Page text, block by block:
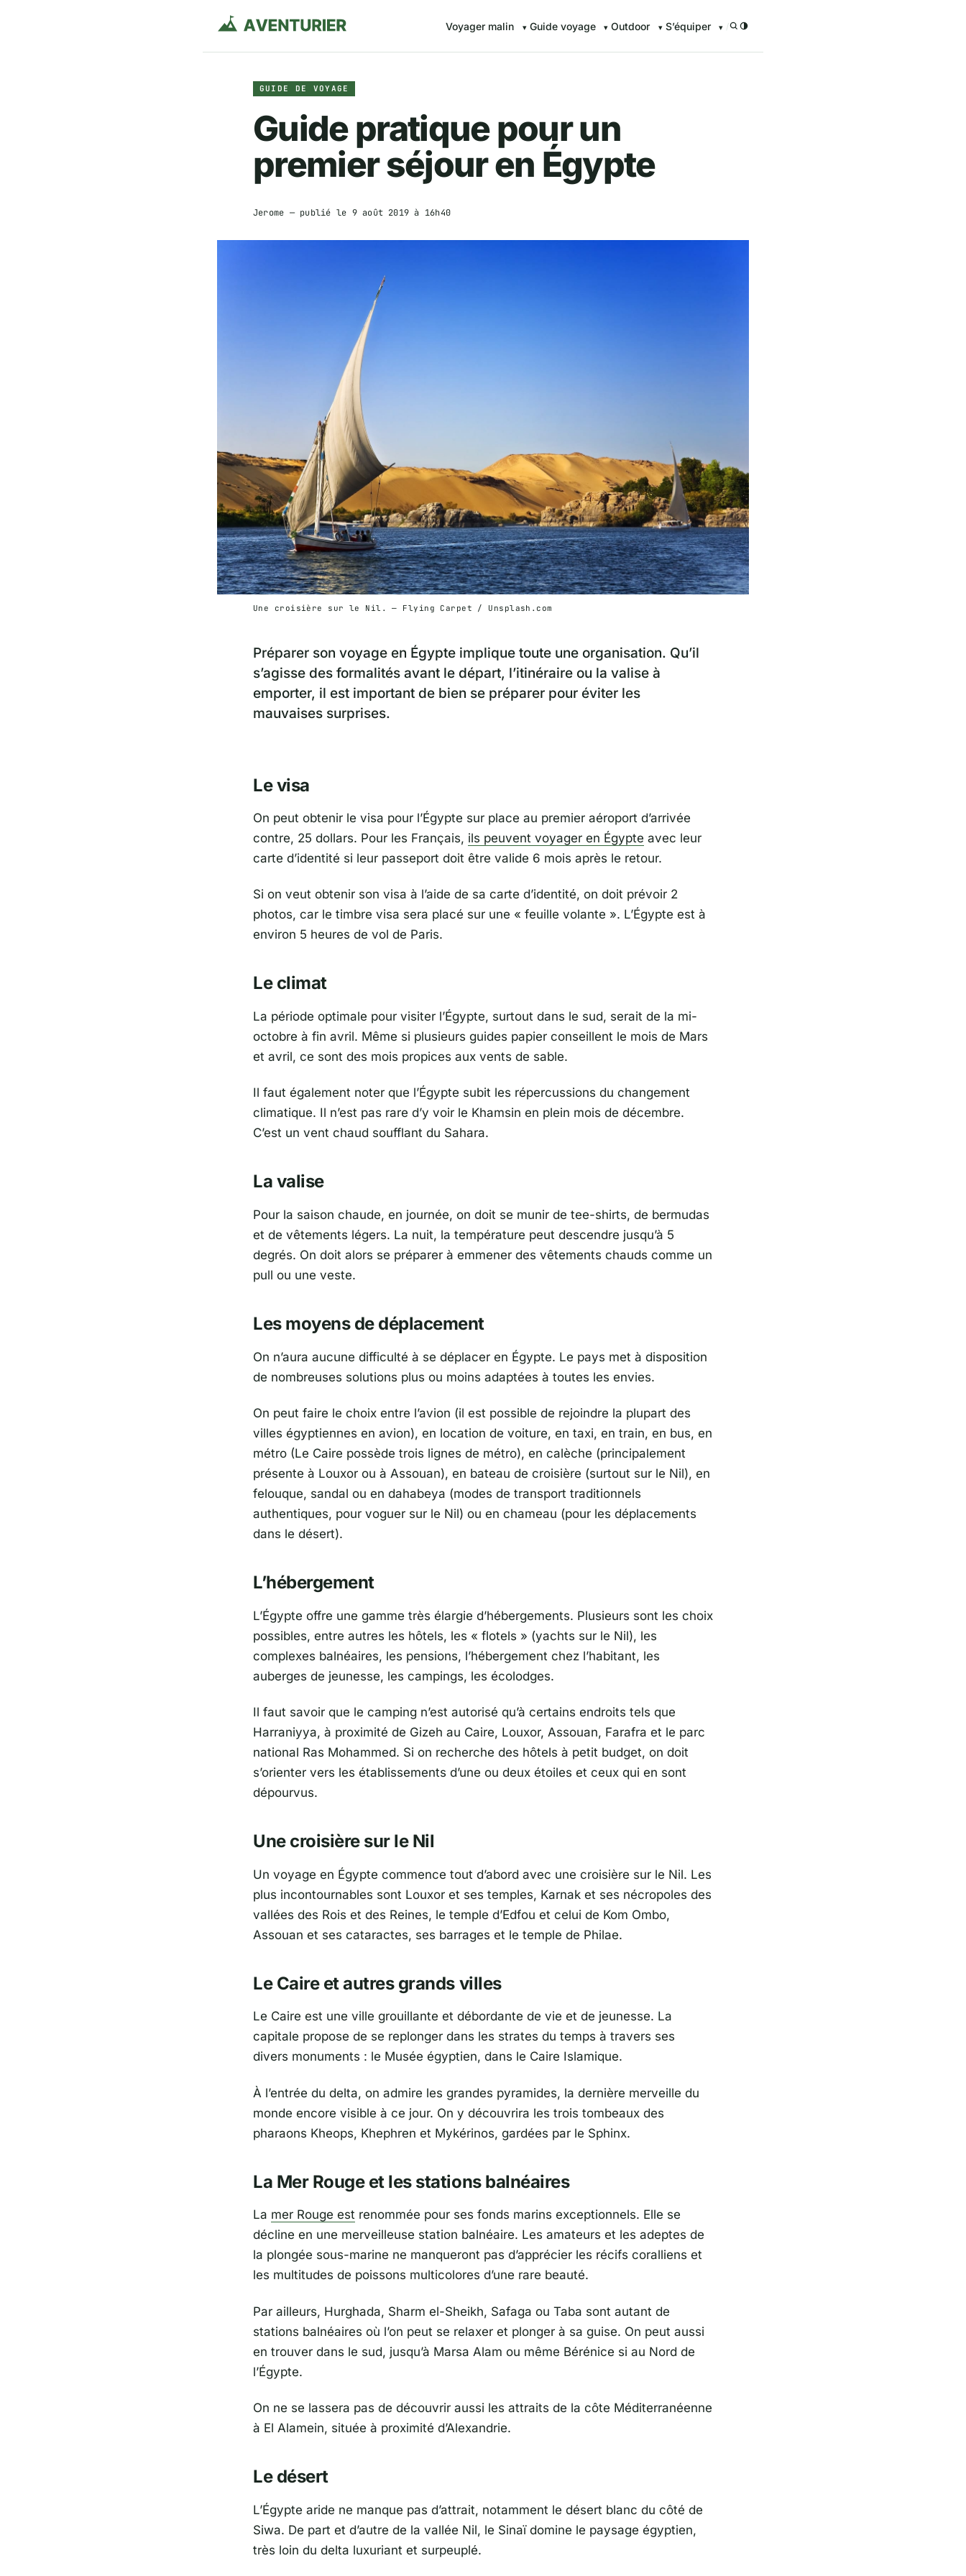
Voyager malin Guide voyage Outdoor S’équiper /
GUIDE DE VOYAGE
Guide pratique pour un
premier séjour en Égypte
Jerome — publié le 9 août 2019 à 16h40
Une croisière sur le Nil. — Flying Carpet / Unsplash.com
Préparer son voyage en Égypte implique toute une organisation. Qu’il
s’agisse des formalités avant le départ, l’itinéraire ou la valise à
emporter, il est important de bien se préparer pour éviter les
mauvaises surprises.
Le visa
On peut obtenir le visa pour l’Égypte sur place au premier aéroport d’arrivée
contre, 25 dollars. Pour les Français, ils peuvent voyager en Égypte avec leur
carte d’identité si leur passeport doit être valide 6 mois après le retour.
Si on veut obtenir son visa à l’aide de sa carte d’identité, on doit prévoir 2
photos, car le timbre visa sera placé sur une « feuille volante ». L’Égypte est à
environ 5 heures de vol de Paris.
Le climat
La période optimale pour visiter l’Égypte, surtout dans le sud, serait de la mi-
octobre à fin avril. Même si plusieurs guides papier conseillent le mois de Mars
et avril, ce sont des mois propices aux vents de sable.
Il faut également noter que l’Égypte subit les répercussions du changement
climatique. Il n’est pas rare d’y voir le Khamsin en plein mois de décembre.
C’est un vent chaud soufflant du Sahara.
La valise
Pour la saison chaude, en journée, on doit se munir de tee-shirts, de bermudas
et de vêtements légers. La nuit, la température peut descendre jusqu’à 5
degrés. On doit alors se préparer à emmener des vêtements chauds comme un
pull ou une veste.
Les moyens de déplacement
On n’aura aucune difficulté à se déplacer en Égypte. Le pays met à disposition
de nombreuses solutions plus ou moins adaptées à toutes les envies.
On peut faire le choix entre l’avion (il est possible de rejoindre la plupart des
villes égyptiennes en avion), en location de voiture, en taxi, en train, en bus, en
métro (Le Caire possède trois lignes de métro), en calèche (principalement
présente à Louxor ou à Assouan), en bateau de croisière (surtout sur le Nil), en
felouque, sandal ou en dahabeya (modes de transport traditionnels
authentiques, pour voguer sur le Nil) ou en chameau (pour les déplacements
dans le désert).
L’hébergement
L’Égypte offre une gamme très élargie d’hébergements. Plusieurs sont les choix
possibles, entre autres les hôtels, les « flotels » (yachts sur le Nil), les
complexes balnéaires, les pensions, l’hébergement chez l’habitant, les
auberges de jeunesse, les campings, les écolodges.
Il faut savoir que le camping n’est autorisé qu’à certains endroits tels que
Harraniyya, à proximité de Gizeh au Caire, Louxor, Assouan, Farafra et le parc
national Ras Mohammed. Si on recherche des hôtels à petit budget, on doit
s’orienter vers les établissements d’une ou deux étoiles et ceux qui en sont
dépourvus.
Une croisière sur le Nil
Un voyage en Égypte commence tout d’abord avec une croisière sur le Nil. Les
plus incontournables sont Louxor et ses temples, Karnak et ses nécropoles des
vallées des Rois et des Reines, le temple d’Edfou et celui de Kom Ombo,
Assouan et ses cataractes, ses barrages et le temple de Philae.
Le Caire et autres grands villes
Le Caire est une ville grouillante et débordante de vie et de jeunesse. La
capitale propose de se replonger dans les strates du temps à travers ses
divers monuments : le Musée égyptien, dans le Caire Islamique.
À l’entrée du delta, on admire les grandes pyramides, la dernière merveille du
monde encore visible à ce jour. On y découvrira les trois tombeaux des
pharaons Kheops, Khephren et Mykérinos, gardées par le Sphinx.
La Mer Rouge et les stations balnéaires
La mer Rouge est renommée pour ses fonds marins exceptionnels. Elle se
décline en une merveilleuse station balnéaire. Les amateurs et les adeptes de
la plongée sous-marine ne manqueront pas d’apprécier les récifs coralliens et
les multitudes de poissons multicolores d’une rare beauté.
Par ailleurs, Hurghada, Sharm el-Sheikh, Safaga ou Taba sont autant de
stations balnéaires où l’on peut se relaxer et plonger à sa guise. On peut aussi
en trouver dans le sud, jusqu’à Marsa Alam ou même Bérénice si au Nord de
l’Égypte.
On ne se lassera pas de découvrir aussi les attraits de la côte Méditerranéenne
à El Alamein, située à proximité d’Alexandrie.
Le désert
L’Égypte aride ne manque pas d’attrait, notamment le désert blanc du côté de
Siwa. De part et d’autre de la vallée Nil, le Sinaï domine le paysage égyptien,
très loin du delta luxuriant et surpeuplé.